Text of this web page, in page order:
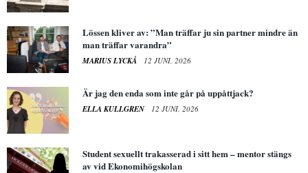
Lössen kliver av: ”Man träffar ju sin partner mindre än
man träffar varandra”
MARIUS LYCKÅ 12 JUNI, 2026
Är jag den enda som inte går på uppåttjack?
ELLA KULLGREN 12 JUNI, 2026
Student sexuellt trakasserad i sitt hem – mentor stängs
av vid Ekonomihögskolan